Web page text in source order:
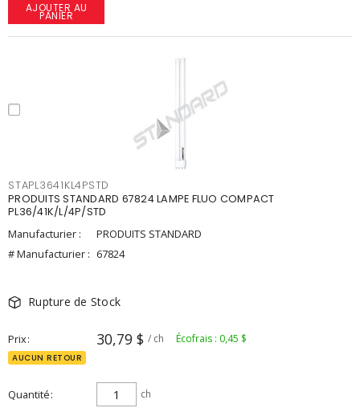
AJOUTER AU
PANIER
STAPL3641KL4PSTD
PRODUITS STANDARD 67824 LAMPE FLUO COMPACT
PL36/41K/L/4P/STD
Manufacturier :
PRODUITS STANDARD
# Manufacturier : 67824
Rupture de Stock
Prix 30,79 $ / ch Écofrais : 0,45 $
AUCUN RETOUR
Quantité ch